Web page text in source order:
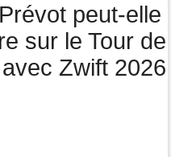
peut-elle
sur le Tour de
Zwift 2026